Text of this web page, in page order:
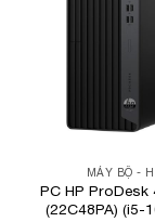
MÁY BỘ -
PC HP ProDesk
(22C48PA) (i5-